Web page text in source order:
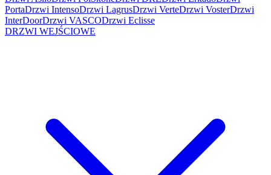
PortaDrzwi IntensoDrzwi LagrusDrzwi VerteDrzwi VosterDrzwi
InterDoorDrzwi VASCODrzwi Eclisse
DRZWI WEJŚCIOWE